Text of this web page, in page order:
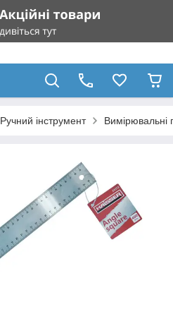
Ручний інструмент Вимірювальні